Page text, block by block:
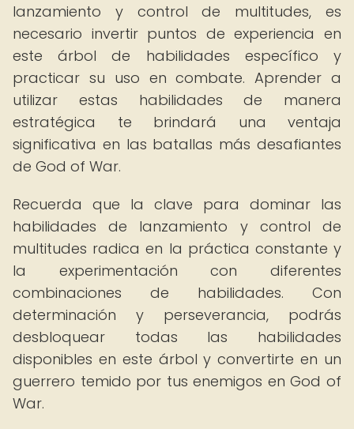
lanzamiento y control de multitudes, es
necesario invertir puntos de experiencia en
este árbol de habilidades específico y
practicar su uso en combate. Aprender a
utilizar estas habilidades de manera
estratégica te brindará una ventaja
significativa en las batallas más desafiantes
de God of War.
Recuerda que la clave para dominar las
habilidades de lanzamiento y control de
multitudes radica en la práctica constante y
la experimentación con diferentes
combinaciones de habilidades. Con
determinación y perseverancia, podrás
desbloquear todas las habilidades
disponibles en este árbol y convertirte en un
guerrero temido por tus enemigos en God of
War.